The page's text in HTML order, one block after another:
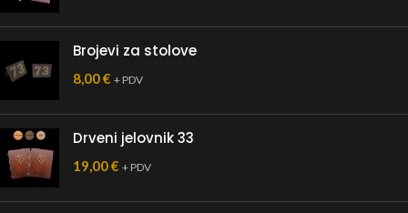
Brojevi za stolove
8,00€ + PDV
Drveni jelovnik 33
19,00€ + PDV